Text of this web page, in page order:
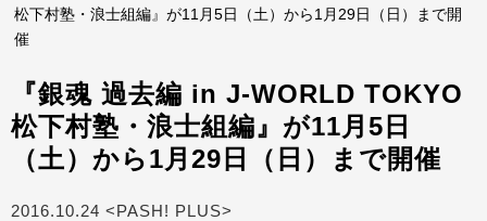
松下村塾・浪士組編』が11月5日（土）から1月29日（日）まで開
催
『銀魂 過去編 in J-WORLD TOKYO
松下村塾・浪士組編』が11月5日
（土）から1月29日（日）まで開催
2016.10.24 <PASH! PLUS>